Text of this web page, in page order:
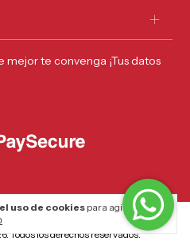
uso de cookiespara agilizar tu
te convenga ¡Tus datos
Todos los derechos reservados.